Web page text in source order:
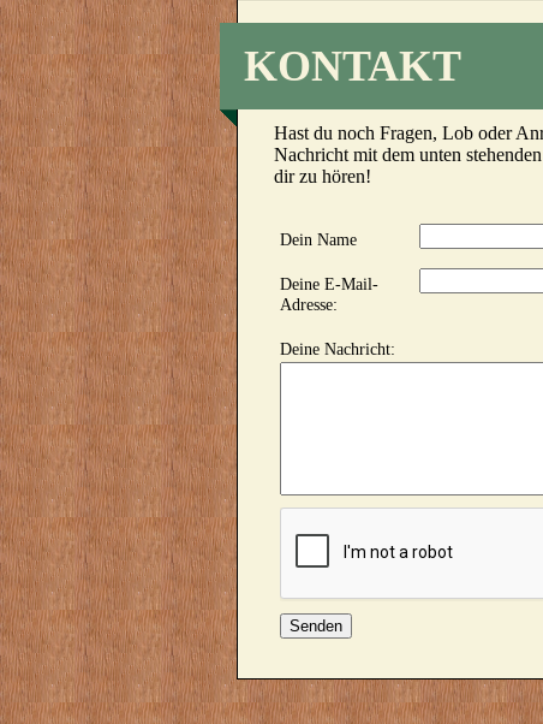
KONTAKT
Hast du noch Fragen, Lob oder
Nachricht mit dem unten
dir zu hören!
Dein Name
Deine E-Mail-
Adresse:
Deine Nachricht: